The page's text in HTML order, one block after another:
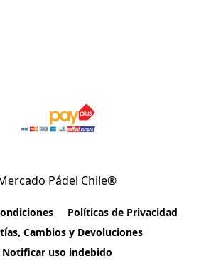
Pádel Chile®
Políticas de Privacidad
Cambios y Devoluciones
Notificar uso indebido